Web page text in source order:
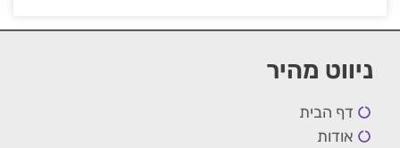
ניווט מהיר
דף הבית
אודות